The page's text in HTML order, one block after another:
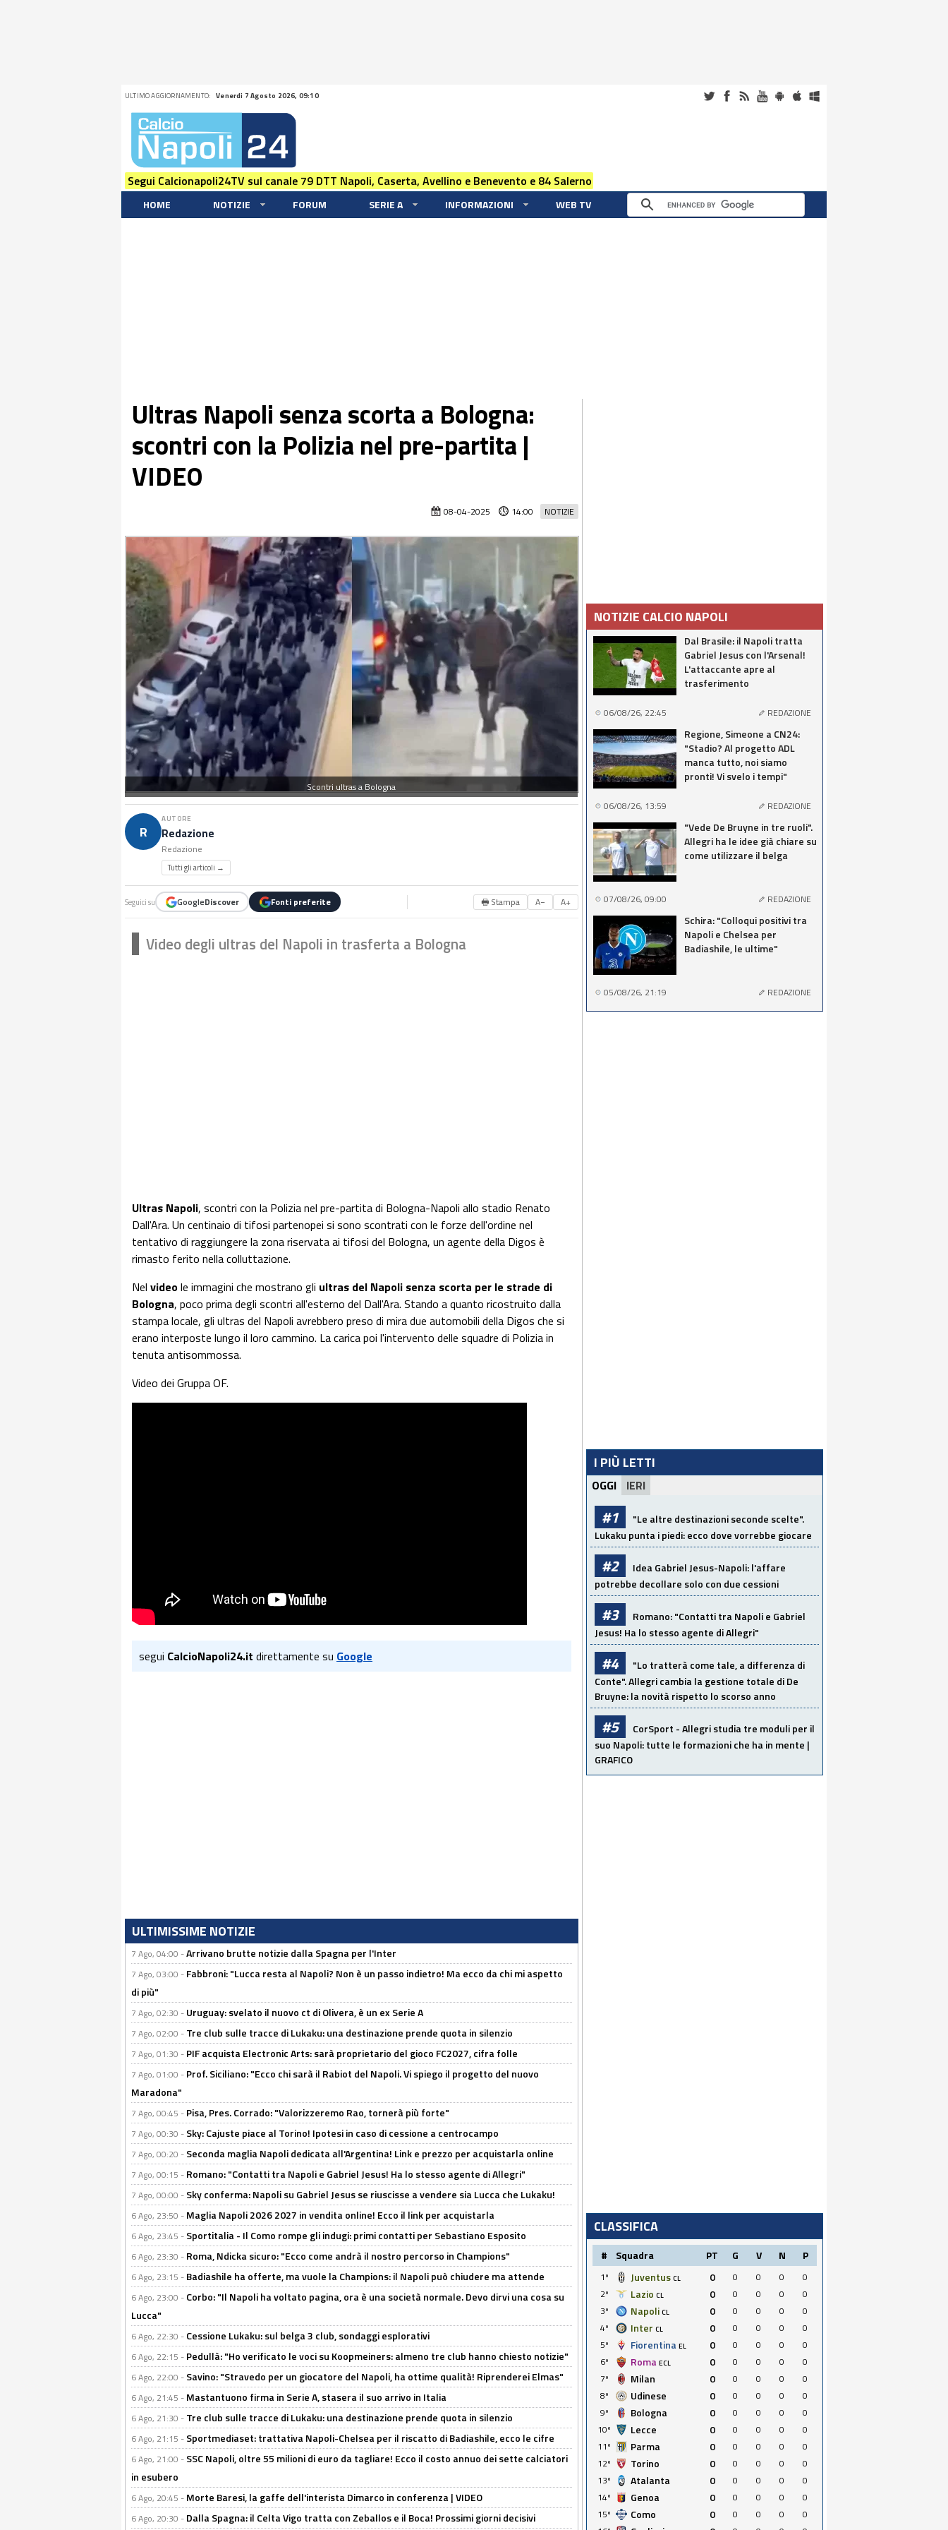
ULTIMO AGGIORNAMENTO: Venerdi 7 Agosto 2026, 09:10
Segui Calcionapoli24TV sul canale 79 DTT Napoli, Caserta, Avellino e Benevento e 84 Salerno
HOME NOTIZIE FORUM SERIE A INFORMAZIONI WEB TV
Ultras Napoli senza scorta a Bologna:
scontri con la Polizia nel pre-partita |
VIDEO
NOTIZIE
08-04-2025 14:00
Scontri ultras a Bologna
R
AUTORE
Redazione
Redazione
Tutti gli articoli →
Seguici su GoogleDiscover Fonti preferite 🖶 Stampa A− A+
Video degli ultras del Napoli in trasferta a Bologna
Ultras Napoli, scontri con la Polizia nel pre-partita di Bologna-Napoli allo stadio Renato
Dall'Ara. Un centinaio di tifosi partenopei si sono scontrati con le forze dell'ordine nel
tentativo di raggiungere la zona riservata ai tifosi del Bologna, un agente della Digos è
rimasto ferito nella colluttazione.
Nel videole immagini che mostrano gli ultras del Napoli senza scorta per le strade di
Bologna, poco prima degli scontri all'esterno del Dall'Ara. Stando a quanto ricostruito dalla
stampa locale, gli ultras del Napoli avrebbero preso di mira due automobili della Digos che si
erano interposte lungo il loro cammino. La carica poi l'intervento delle squadre di Polizia in
tenuta antisommossa.
Video dei Gruppa OF.
segui CalcioNapoli24.it direttamente su Google
ULTIMISSIME NOTIZIE
7 Ago, 04:00 -Arrivano brutte notizie dalla Spagna per l'Inter
7 Ago, 03:00 - Fabbroni: "Lucca resta al Napoli? Non è un passo indietro! Ma ecco da chi mi aspetto
di più"
7 Ago, 02:30 - Uruguay: svelato il nuovo ct di Olivera, è un ex Serie A
7 Ago, 02:00 - Tre club sulle tracce di Lukaku: una destinazione prende quota in silenzio
7 Ago, 01:30 - PIF acquista Electronic Arts: sarà proprietario del gioco FC2027, cifra folle
7 Ago, 01:00 - Prof. Siciliano: "Ecco chi sarà il Rabiot del Napoli. Vi spiego il progetto del nuovo
Maradona"
7 Ago, 00:45 - Pisa, Pres. Corrado: "Valorizzeremo Rao, tornerà più forte"
7 Ago, 00:30 - Sky: Cajuste piace al Torino! Ipotesi in caso di cessione a centrocampo
7 Ago, 00:20 - Seconda maglia Napoli dedicata all'Argentina! Link e prezzo per acquistarla online
7 Ago, 00:15 - Romano: "Contatti tra Napoli e Gabriel Jesus! Ha lo stesso agente di Allegri"
7 Ago, 00:00 - Sky conferma: Napoli su Gabriel Jesus se riuscisse a vendere sia Lucca che Lukaku!
6 Ago, 23:50 - Maglia Napoli 2026 2027 in vendita online! Ecco il link per acquistarla
6 Ago, 23:45 - Sportitalia - Il Como rompe gli indugi: primi contatti per Sebastiano Esposito
6 Ago, 23:30 - Roma, Ndicka sicuro: "Ecco come andrà il nostro percorso in Champions"
6 Ago, 23:15 - Badiashile ha offerte, ma vuole la Champions: il Napoli può chiudere ma attende
6 Ago, 23:00 - Corbo: "Il Napoli ha voltato pagina, ora è una società normale. Devo dirvi una cosa su
Lucca"
6 Ago, 22:30 - Cessione Lukaku: sul belga 3 club, sondaggi esplorativi
6 Ago, 22:15 - Pedullà: "Ho verificato le voci su Koopmeiners: almeno tre club hanno chiesto notizie"
6 Ago, 22:00 - Savino: "Stravedo per un giocatore del Napoli, ha ottime qualità! Riprenderei Elmas"
6 Ago, 21:45 - Mastantuono firma in Serie A, stasera il suo arrivo in Italia
6 Ago, 21:30 - Tre club sulle tracce di Lukaku: una destinazione prende quota in silenzio
6 Ago, 21:15 - Sportmediaset: trattativa Napoli-Chelsea per il riscatto di Badiashile, ecco le cifre
6 Ago, 21:00 - SSC Napoli, oltre 55 milioni di euro da tagliare! Ecco il costo annuo dei sette calciatori
in esubero
6 Ago, 20:45 - Morte Baresi, la gaffe dell'interista Dimarco in conferenza | VIDEO
6 Ago, 20:30 - Dalla Spagna: il Celta Vigo tratta con Zeballos e il Boca! Prossimi giorni decisivi
NOTIZIE CALCIO NAPOLI
Dal Brasile: il Napoli tratta
Gabriel Jesus con l'Arsenal!
L'attaccante apre al
trasferimento
06/08/26, 22:45 REDAZIONE
Regione, Simeone a CN24:
"Stadio? Al progetto ADL
manca tutto, noi siamo
pronti! Vi svelo i tempi"
06/08/26, 13:59 REDAZIONE
"Vede De Bruyne in tre ruoli".
Allegri ha le idee già chiare su
come utilizzare il belga
07/08/26, 09:00 REDAZIONE
Schira: "Colloqui positivi tra
Napoli e Chelsea per
Badiashile, le ultime"
05/08/26, 21:19 REDAZIONE
I PIÙ LETTI
OGGI IERI
#1
"Le altre destinazioni seconde scelte".
Lukaku punta i piedi: ecco dove vorrebbe giocare
#2
Idea Gabriel Jesus-Napoli: l'affare
potrebbe decollare solo con due cessioni
#3
Romano: "Contatti tra Napoli e Gabriel
Jesus! Ha lo stesso agente di Allegri"
#4
"Lo tratterà come tale, a differenza di
Conte". Allegri cambia la gestione totale di De
Bruyne: la novità rispetto lo scorso anno
#5
CorSport - Allegri studia tre moduli per il
suo Napoli: tutte le formazioni che ha in mente |
GRAFICO
CLASSIFICA
# Squadra PT G V N P
1º Juventus CL 0 0 0 0
0
2º
Lazio CL 0 0 0 0
0
3º
Napoli CL 0 0 0 0
0
4º
Inter CL 0 0 0 0
0
5º
Fiorentina EL 0 0 0 0
0
6º
Roma ECL 0 0 0 0
0
7º
Milan 0 0 0 0
0
8º
Udinese 0 0 0 0
0
9º
Bologna 0 0 0 0
0
10º
Lecce 0 0 0 0
0
11º
Parma 0 0 0 0
0
12º
Torino 0 0 0 0
0
13º
Atalanta 0 0 0 0
0
14º
Genoa 0 0 0 0
0
15º
Como 0 0 0 0
0